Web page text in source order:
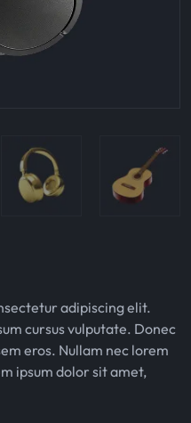
adipiscing elit.
cursus vulputate. Donec
eros. Nullam nec lorem
ipsum dolor sit amet,